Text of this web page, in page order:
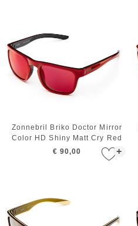
+
Zonnebril Briko Doctor Mirror
Color HD Shiny Matt Cry Red
€ 90,00